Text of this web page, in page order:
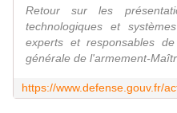
Retour sur les
technologiques et
experts et responsables
générale de l'armement-